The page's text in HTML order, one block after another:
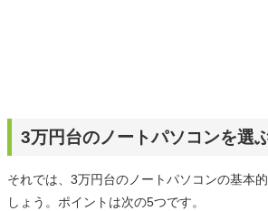
3万円台のノートパソコンを選
それでは、3万円台のノートパソコンの基本
しょう。ポイントは次の5つです。